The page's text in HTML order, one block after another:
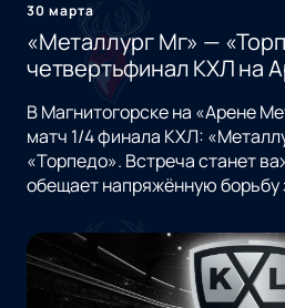
30 марта
«Металлург Мг» —
четвертьфинал КХЛ на
В Магнитогорске на «Арене
матч 1/4 финала КХЛ:
«Торпедо». Встреча станет
обещает напряжённую борьбу